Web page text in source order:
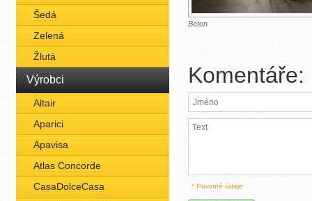
Šedá
Zelená
Žlutá
Výrobci
Altair
Aparici
Apavisa
Atlas Concorde
CasaDolceCasa
Beton
Komentáře:
* Povinné údaje